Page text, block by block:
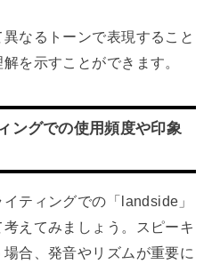
なるトーンで表現すること
を示すことができます。
ングでの使用頻度や印象
ティングでの「landside」
えてみましょう。スピーキ
合、発音やリズムが重要に